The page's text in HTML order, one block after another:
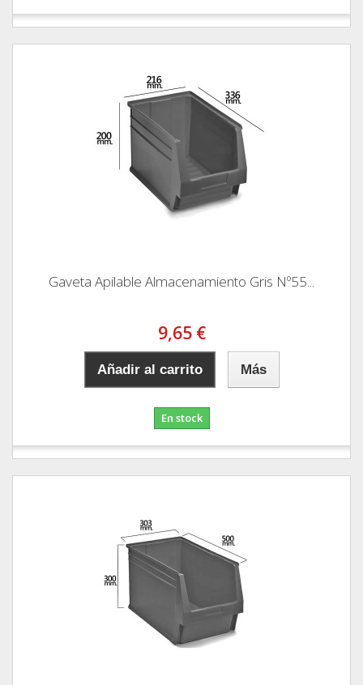
Gaveta Apilable Almacenamiento Gris Nº55...
9,65 €
Añadir al carrito Más
En stock